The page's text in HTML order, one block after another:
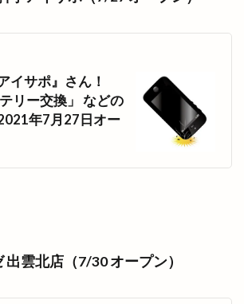
イサポ』さん！
リー交換」 などの
年7月27日オー
出雲北店（7/30 オープン）